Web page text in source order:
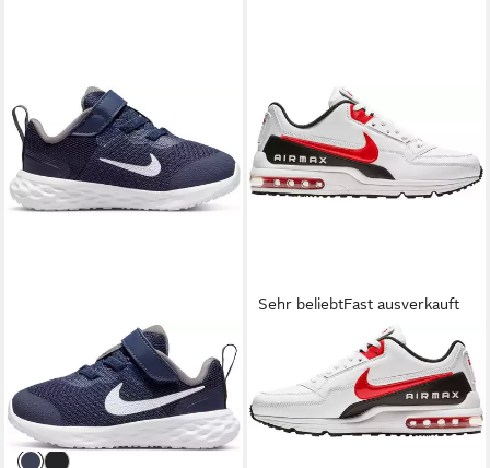
REVOLUTION 6 (TD)
Laufschuh für Kinder
25,99 € UVP39,99 €
-35%
Sehr beliebtFast ausverkauft
NIKE SPORTSWEARAir Max
Ltd 3 Sneaker
124,99 €